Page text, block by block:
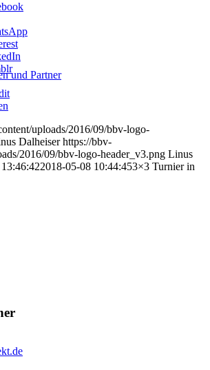
und Partner
uploads/2016/09/bbv-logo-
Dalheiser https://bbv-
2016/09/bbv-logo-header_v3.png Linus
2018-05-08 10:44:453×3 Turnier in